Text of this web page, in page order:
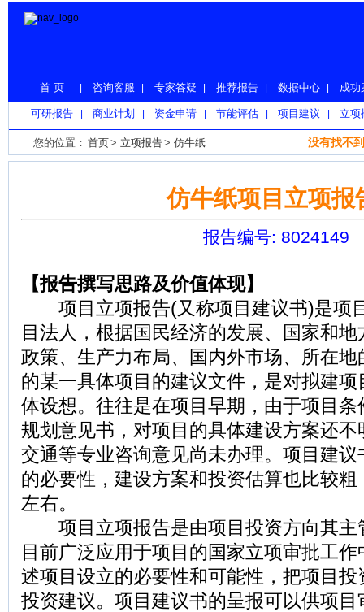
首 页 咨询客服 专家答疑 推荐报告 数据中心 成功
可研报告 商业计划 资金申请 节能评估 项目建议 立项
您的位置： 首页> 立项报告> 仿牛纸 没有找不
仿牛纸项目立项报
报告编号: 8024149
【报告撰写思路及价值体现】
项目立项报告(又称项目建议书)是项
目法人，根据国民经济的发展、国家和
政策、生产力布局、国内外市场、所在
的某一具体项目的建议文件，是对拟建
体设想。往往是在项目早期，由于项目
规划意见书，对项目的具体建设方案还
交通等专业咨询意见尚未办理。项目建
的必要性，建设方案和投资估算也比较
左右。
项目立项报告是由项目投资方向其主
目前广泛应用于项目的国家立项审批工
述项目设立的必要性和可能性，把项目
投资建议。项目建议书的呈报可以供项